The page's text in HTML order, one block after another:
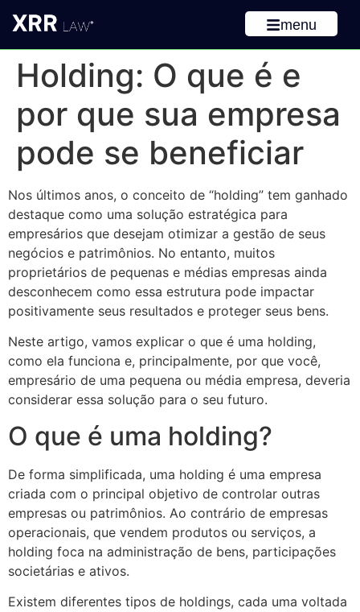
menu
Holding: O que é e
por que sua empresa
pode se beneficiar
Nos últimos anos, o conceito de “holding” tem ganhado
destaque como uma solução estratégica para
empresários que desejam otimizar a gestão de seus
negócios e patrimônios. No entanto, muitos
proprietários de pequenas e médias empresas ainda
desconhecem como essa estrutura pode impactar
positivamente seus resultados e proteger seus bens.
Neste artigo, vamos explicar o que é uma holding,
como ela funciona e, principalmente, por que você,
empresário de uma pequena ou média empresa, deveria
considerar essa solução para o seu futuro.
O que é uma holding?
De forma simplificada, uma holding é uma empresa
criada com o principal objetivo de controlar outras
empresas ou patrimônios. Ao contrário de empresas
operacionais, que vendem produtos ou serviços, a
holding foca na administração de bens, participações
societárias e ativos.
Existem diferentes tipos de holdings, cada uma voltada